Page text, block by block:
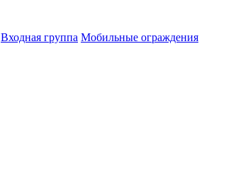
Входная группа Мобильные ограждения